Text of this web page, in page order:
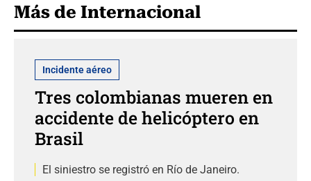
Más de Internacional
Incidente aéreo
Tres colombianas mueren en
accidente de helicóptero en
Brasil
El siniestro se registró en Río de Janeiro.